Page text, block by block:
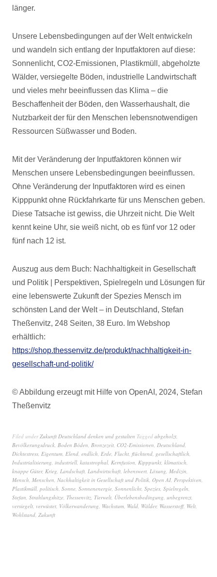
länger.
Unsere Lebensbedingungen auf der Welt entwickeln
und wandeln sich entlang der Inputfaktoren auf diese:
Sonnenlicht, CO2-Emissionen, Plastikmüll, abgeholzte
Wälder, versiegelte Böden, industrielle Landwirtschaft
und vieles mehr beeinflussen das Klima – die
Beschaffenheit der Böden, den Wasserhaushalt, die
Nutzbarkeit der für den Menschen lebensnotwendigen
Ressourcen Süßwasser und Boden.
Mit der Veränderung der Inputfaktoren können wir
Menschen unsere Lebensbedingungen beeinflussen.
Ohne Veränderung der Inputfaktoren wird es einen
Kipppunkt ohne Rückfahrkarte für uns Menschen geben.
Diese Tatsache ist gewiss, die Uhrzeit nicht. Die Welt
kennt keine Uhr, sie weiß nicht, ob es fünf vor 12 oder
fünf nach 12 ist.
Auszug aus dem Buch: Nachhaltigkeit in Gesellschaft
und Politik | Perspektiven, Spielregeln und Lösungen für
eine lebenswerte Zukunft der Spezies Mensch im
schönsten Land der Welt – in Deutschland, Stefan
Theßenvitz, 248 Seiten, 38 Euro. Im Webshop
erhältlich:
https://shop.thessenvitz.de/produkt/nachhaltigkeit-in-
gesellschaft-und-politik/
© Abbildung erzeugt mit Hilfe von OpenAI, 2024, Stefan
Theßenvitz
Filed underZukunft Deutschland denken und gestalten Tagged abgeholzt,
Bevölkerungsdruck, Boden Böden, Bronzezeit, CO2-Emissionen, Deutschland,
Dichtestress, Eigentum, Elend, endlich, Erde, Flucht, flüchtend, gesellschaftlich,
Industrialisierung, industriell, katastrophal, Kernfusion, Kipppunkt, klimatisch,
knappe Güter, Krieg, Landschaft, Landwirtschaft, lebenswert, Lösung, Medizin,
Mensch, Menschen, Nachhaltigkeit in Gesellschaft und Politik, Open AI, Perspektiven,
Plastikmüll, politisch, Sonne, Sonnenenergie, Sonnenlicht, Spezies, Spielregeln,
Stefan, Strahlungshitze, Thessenvitz, Tierwelt, Überlebensbedingung, unbegrenzt,
versiegelt, verwüstet, Völkerwanderung, Wachstum, Wald, Wälder, Wasserstoff, Welt,
Wohlstand, Zukunft